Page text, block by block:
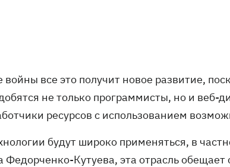
войны все это получит новое развитие,
не только программисты, но и
ресурсов с использованием
будут широко применяться, в
Федорченко-Кутуева, эта отрасль обещает